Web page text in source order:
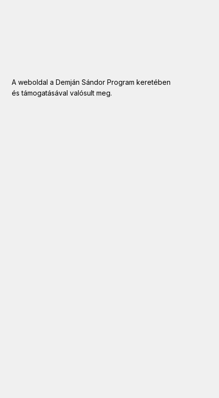
A weboldal a Demján Sándor Program keretében
és támogatásával valósult meg.